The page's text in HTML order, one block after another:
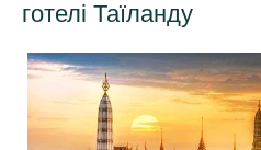
готелі Таїланду